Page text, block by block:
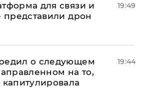
для связи и
представили дрон
19:49
о следующем
на то,
19:44